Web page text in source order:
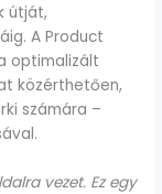
útját,
A Product
optimalizált
közérthetően,
számára –
vezet. Ez egy